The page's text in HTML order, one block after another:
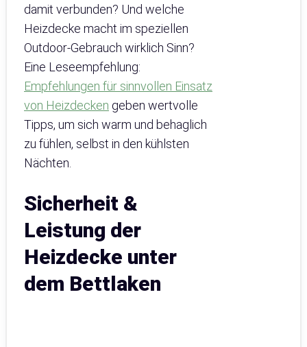
damit verbunden? Und welche
Heizdecke macht im speziellen
Outdoor-Gebrauch wirklich Sinn?
Eine Leseempfehlung:
Empfehlungen für sinnvollen Einsatz
von Heizdecken geben wertvolle
Tipps, um sich warm und behaglich
zu fühlen, selbst in den kühlsten
Nächten.
Sicherheit &
Leistung der
Heizdecke unter
dem Bettlaken